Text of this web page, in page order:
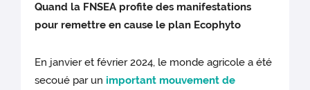
Quand la FNSEA profite des manifestations
pour remettre en cause le plan Ecophyto
En janvier et février 2024, le monde agricole a été
secoué par un important mouvement de